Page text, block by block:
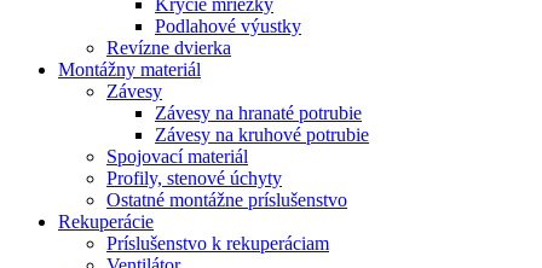
Krycie mriežky
Podlahové výustky
Revízne dvierka
Montážny materiál
Závesy
Závesy na hranaté potrubie
Závesy na kruhové potrubie
Spojovací materiál
Profily, stenové úchyty
Ostatné montážne príslušenstvo
Rekuperácie
Príslušenstvo k rekuperáciam